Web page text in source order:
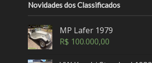
Novidades dos Classificados
MP Lafer 1979
R$ 100.000,00